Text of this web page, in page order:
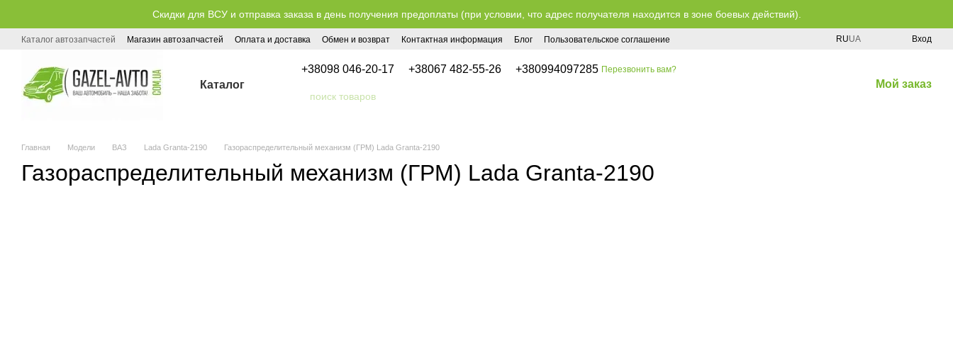
Перейти к основному контентуСкидки для ВСУ и отправка заказа в день получения предоплаты (при условии, что адрес получателя находится в зоне боевых действий).
Каталог автозапчастей Магазин автозапчастей Оплата и доставка Обмен и возврат Контактная информация Блог
Пользовательское соглашение
RUUA Вход
Каталог
+38098 046-20-17 +38067 482-55-26 +380994097285 Перезвонить вам?
Мой заказ
Главная Модели ВАЗ Lada Granta-2190 Газораспределительный механизм (ГРМ) Lada Granta-2190
Газораспределительный механизм (ГРМ) Lada Granta-2190